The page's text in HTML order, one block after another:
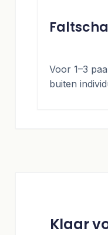
Voor 1–3
buiten
Klaar